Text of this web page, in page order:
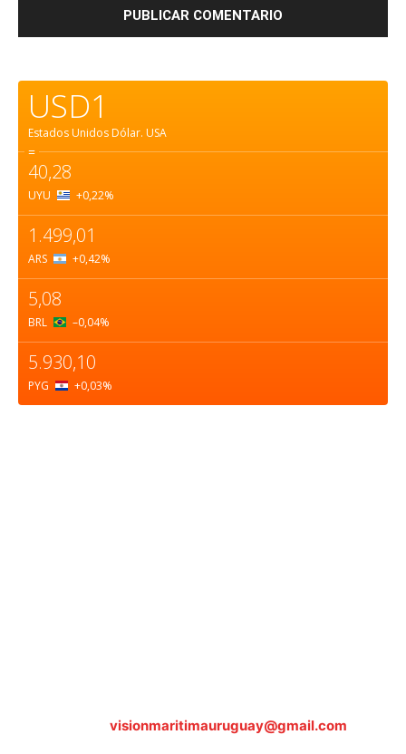
USD1
Estados Unidos Dólar. USA
=
40,28
UYU +0,22%
1.499,01
ARS +0,42%
5,08
BRL –0,04%
5.930,10
PYG +0,03%
visionmaritimauruguay@gmail.com